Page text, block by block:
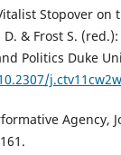
Stopover on
& Frost S.
Politics Duke
Agency,